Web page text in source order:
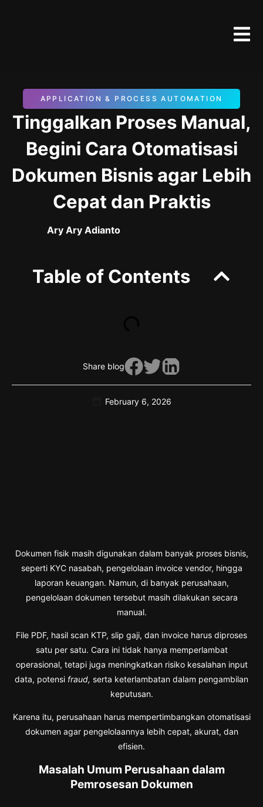
APPLICATION & PROCESS AUTOMATION
Tinggalkan Proses Manual,
Begini Cara Otomatisasi
Dokumen Bisnis agar Lebih
Cepat dan Praktis
Ary Ary Adianto
Table of Contents
Share blog
February 6, 2026
Dokumen fisik masih digunakan dalam banyak proses bisnis,
seperti KYC nasabah, pengelolaan invoice vendor, hingga
laporan keuangan. Namun, di banyak perusahaan,
pengelolaan dokumen tersebut masih dilakukan secara
manual.
File PDF, hasil scan KTP, slip gaji, dan invoice harus diproses
satu per satu. Cara ini tidak hanya memperlambat
operasional, tetapi juga meningkatkan risiko kesalahan input
data, potensi fraud, serta keterlambatan dalam pengambilan
keputusan.
Karena itu, perusahaan harus mempertimbangkan otomatisasi
dokumen agar pengelolaannya lebih cepat, akurat, dan
efisien.
Masalah Umum Perusahaan dalam
Pemrosesan Dokumen